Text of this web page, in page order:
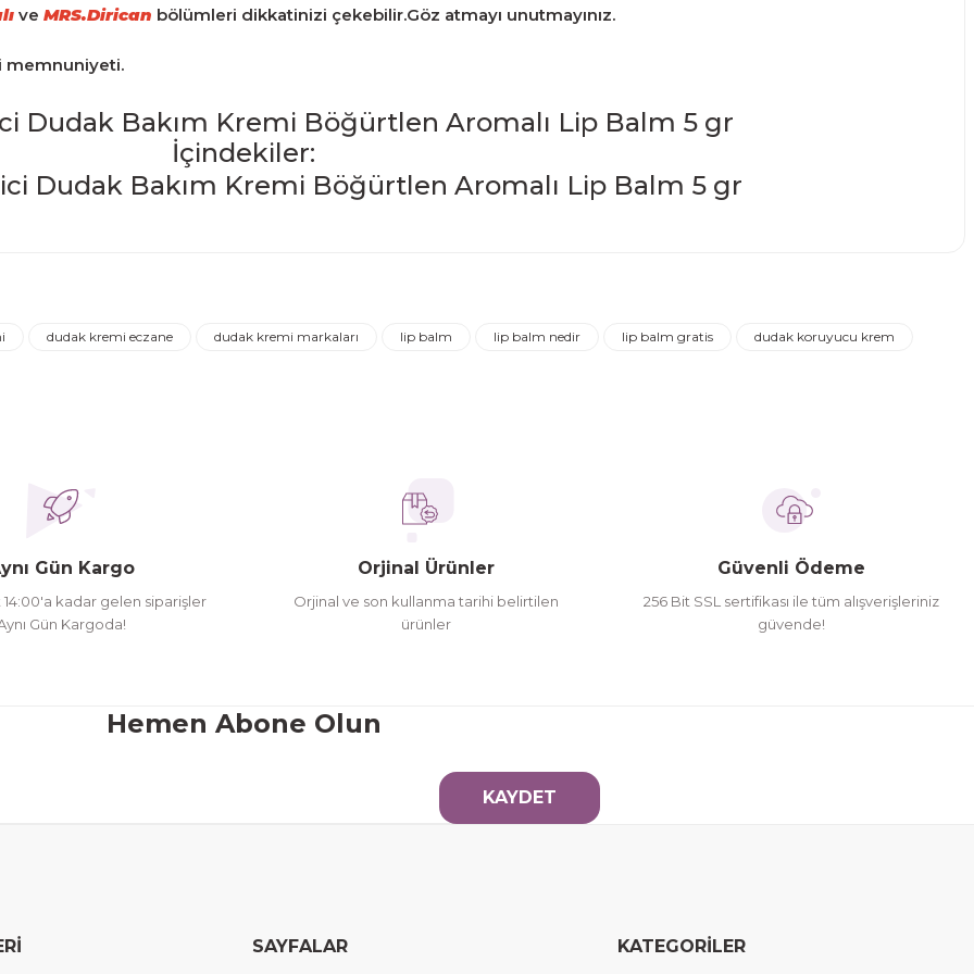
ve MRS.Dirican bölümleri dikkatinizi çekebilir.Göz atmayı unutmayınız.
memnuniyeti.
Dudak Bakım Kremi Böğürtlen Aromalı Lip Balm 5 gr
İçindekiler:
dudak kremi eczane dudak kremi markaları lip balm lip balm nedir lip balm gratis
dudak koruyucu krem
Gün Kargo
14:00'a kadar gelen siparişler
Gün Kargoda!
Orjinal Ürünler
Orjinal ve son kullanma tarihi belirtilen
ürünler
Güvenli Ödeme
256 Bit SSL sertifikası ile tüm alışverişleriniz
güvende!
Hemen Abone Olun
KAYDET
SAYFALAR KATEGORİLER